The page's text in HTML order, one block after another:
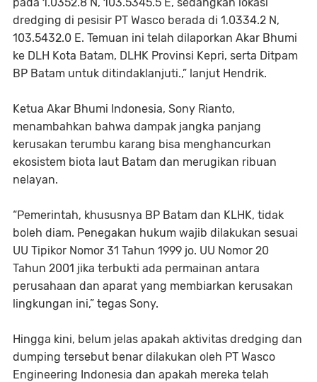
dredging di pesisir PT Wasco berada di 1.0334.2 N,
103.5432.0 E. Temuan ini telah dilaporkan Akar Bhumi
ke DLH Kota Batam, DLHK Provinsi Kepri, serta Ditpam
BP Batam untuk ditindaklanjuti.,” lanjut Hendrik.
Ketua Akar Bhumi Indonesia, Sony Rianto,
menambahkan bahwa dampak jangka panjang
kerusakan terumbu karang bisa menghancurkan
ekosistem biota laut Batam dan merugikan ribuan
nelayan.
“Pemerintah, khususnya BP Batam dan KLHK, tidak
boleh diam. Penegakan hukum wajib dilakukan sesuai
UU Tipikor Nomor 31 Tahun 1999 jo. UU Nomor 20
Tahun 2001 jika terbukti ada permainan antara
perusahaan dan aparat yang membiarkan kerusakan
lingkungan ini,” tegas Sony.
Hingga kini, belum jelas apakah aktivitas dredging dan
dumping tersebut benar dilakukan oleh PT Wasco
Engineering Indonesia dan apakah mereka telah